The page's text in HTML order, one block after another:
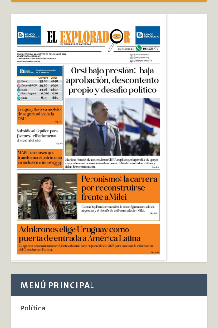
MENÚ PRINCIPAL
Política